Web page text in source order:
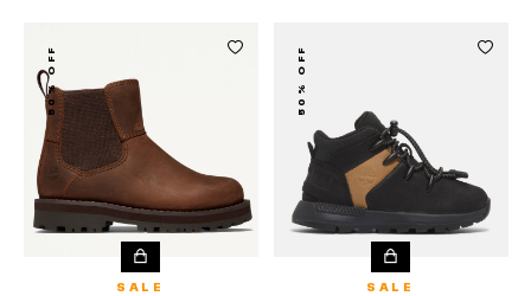
50% OFF
SALE
50% OFF
SALE